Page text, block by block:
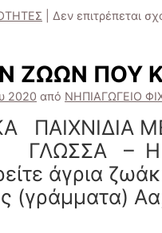
Δεν επιτρέπεται
ΖΩΩΝ ΠΟΥ
2020 από ΝΗΠΙΑΓΩΓΕΙΟ
– Η
άγρια
(γράμματα)